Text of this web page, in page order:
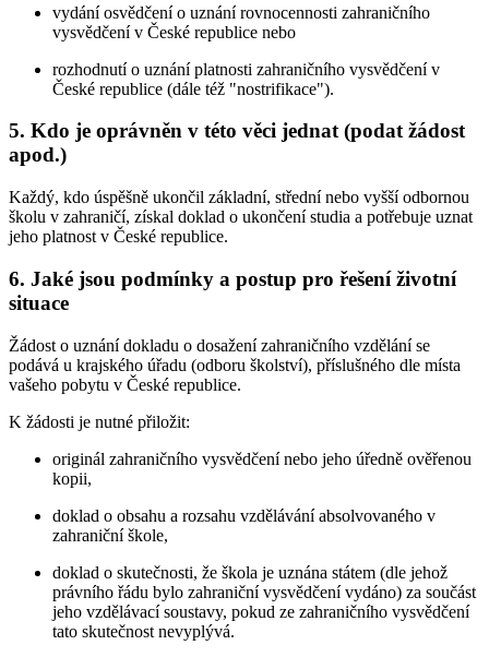
vydání osvědčení o uznání rovnocennosti zahraničního
vysvědčení v České republice nebo
rozhodnutí o uznání platnosti zahraničního vysvědčení v
České republice (dále též "nostrifikace").
5. Kdo je oprávněn v této věci jednat (podat žádost
apod.)
Každý, kdo úspěšně ukončil základní, střední nebo vyšší odbornou
školu v zahraničí, získal doklad o ukončení studia a potřebuje uznat
jeho platnost v České republice.
6. Jaké jsou podmínky a postup pro řešení životní
situace
Žádost o uznání dokladu o dosažení zahraničního vzdělání se
podává u krajského úřadu (odboru školství), příslušného dle místa
vašeho pobytu v České republice.
K žádosti je nutné přiložit:
originál zahraničního vysvědčení nebo jeho úředně ověřenou
kopii,
doklad o obsahu a rozsahu vzdělávání absolvovaného v
zahraniční škole,
doklad o skutečnosti, že škola je uznána státem (dle jehož
právního řádu bylo zahraniční vysvědčení vydáno) za součást
jeho vzdělávací soustavy, pokud ze zahraničního vysvědčení
tato skutečnost nevyplývá.